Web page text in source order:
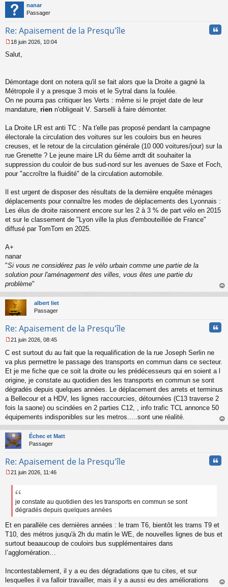
nanar
Passager
Re: Apaisement de la Presqu'île
e
a
g
e
n
o
u
18 juin 2026, 10:04
Salut,
Démontage dont on notera qu'il se fait alors que la Droite a gagné la
Métropole il y a presque 3 mois et le Sytral dans la foulée.
On ne pourra pas critiquer les Verts : même si le projet date de leur
mandature, rien n'obligeait V. Sarselli à faire démonter.
La Droite LR est anti TC : N'a t'elle pas proposé pendant la campagne
électorale la circulation des voitures sur les couloirs bus en heures
creuses, et le retour de la circulation générale (10 000 voitures/jour) sur la
rue Grenette ? Le jeune maire LR du 6ème arrdt dit souhaiter la
suppression du couloir de bus sud-nord sur les avenues de Saxe et Foch,
pour "accroître la fluidité" de la circulation automobile.
Il est urgent de disposer des résultats de la dernière enquête ménages
déplacements pour connaître les modes de déplacements des Lyonnais :
Les élus de droite raisonnent encore sur les 2 à 3 % de part vélo en 2015
et sur le classement de "Lyon ville la plus d'embouteillée de France"
diffusé par TomTom en 2025.
A+
nanar
"Si vous ne considérez pas le vélo urbain comme une partie de la
solution pour l'aménagement des villes, vous êtes une partie du
problème"
au
albert liet
Passager
Re: Apaisement de la Presqu'île
e
s
s
a
g
e
n
o
l
u
21 juin 2026, 08:45
C est surtout du au fait que la requalification de la rue Joseph Serlin ne
va plus permettre le passage des transports en commun dans ce secteur.
Et je me fiche que ce soit la droite ou les prédécesseurs qui en soient a l
origine, je constate au quotidien des les transports en commun se sont
dégradés depuis quelques années. Le déplacement des arrets et terminus
a Bellecour et a HDV, les lignes raccourcies, détournées (C13 traverse 2
fois la saone) ou scindées en 2 parties C12, , info trafic TCL annonce 50
équipements indisponibles sur les metros.....sont une réalité.
au
Échec et Matt
Passager
Re: Apaisement de la Presqu'île
e
g
e
n
n
l
21 juin 2026, 11:46
je constate au quotidien des les transports en commun se sont
dégradés depuis quelques années
Et en parallèle ces dernières années : le tram T6, bientôt les trams T9 et
T10, des métros jusqu'à 2h du matin le WE, de nouvelles lignes de bus et
surtout beaaucoup de couloirs bus supplémentaires dans
l’agglomération…
Incontestablement, il y a eu des dégradations que tu cites, et sur
lesquelles il va falloir travailler, mais il y a aussi eu des améliorations